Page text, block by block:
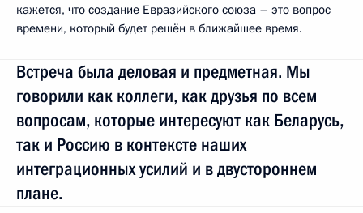
кажется, что создание Евразийского союза – это вопрос
времени, который будет решён в ближайшее время.
Встреча была деловая и предметная. Мы
говорили как коллеги, как друзья по всем
вопросам, которые интересуют как Беларусь,
так и Россию в контексте наших
интеграционных усилий и в двустороннем
плане.